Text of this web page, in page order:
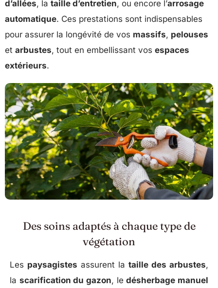
d’allées, la taille d’entretien, ou encore l’arrosage
automatique. Ces prestations sont indispensables
pour assurer la longévité de vos massifs, pelouses
et arbustes, tout en embellissant vos espaces
extérieurs.
Des soins adaptés à chaque type de
végétation
Les paysagistes assurent la taille des arbustes,
la scarification du gazon, ledésherbage manuel